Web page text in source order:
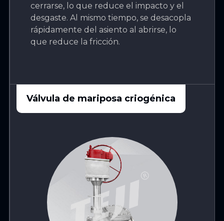
cerrarse, lo que reduce el impacto y el
desgaste. Al mismo tiempo, se desacopla
rápidamente del asiento al abrirse, lo
que reduce la fricción.
Válvula de mariposa criogénica